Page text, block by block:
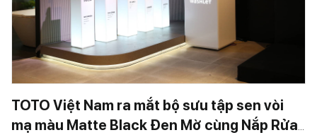
TOTO Việt Nam ra mắt bộ sưu tập sen vòi
mạ màu Matte Black Đen Mờ cùng Nắp Rửa